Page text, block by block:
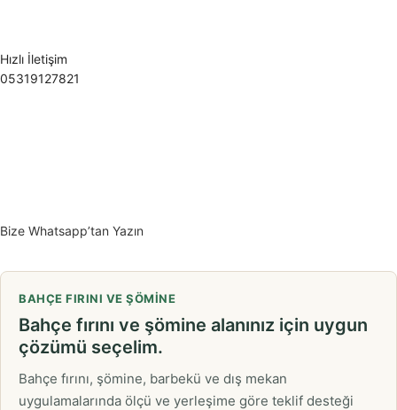
Hızlı İletişim
05319127821
Bize Whatsapp’tan Yazın
BAHÇE FIRINI VE ŞÖMINE
Bahçe fırını ve şömine alanınız için uygun
çözümü seçelim.
Bahçe fırını, şömine, barbekü ve dış mekan
uygulamalarında ölçü ve yerleşime göre teklif desteği